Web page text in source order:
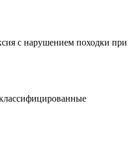
с нарушением походки при